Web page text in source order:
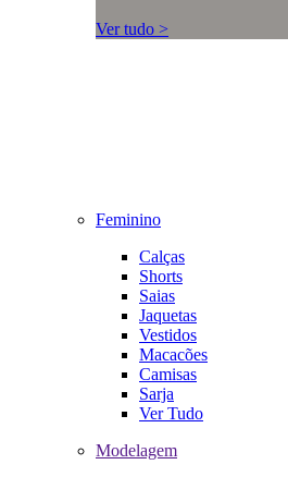
Ver tudo >
Feminino
Calças
Shorts
Saias
Jaquetas
Vestidos
Macacões
Camisas
Sarja
Ver Tudo
Modelagem